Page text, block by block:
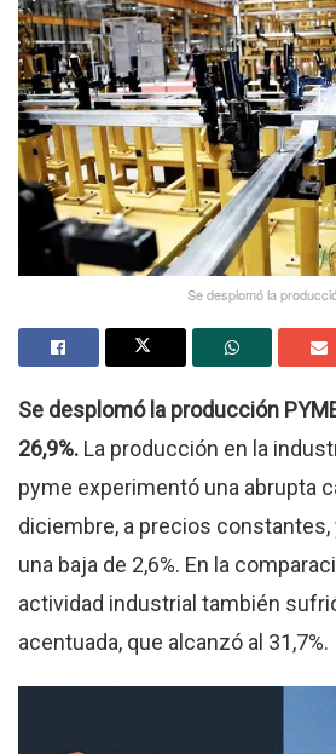
Se desplomó la
Se desplomó la producción
26,9%. La producción en la
pyme experimentó una abrupta
diciembre, a precios
una baja de 2,6%. En la
actividad industrial también
acentuada, que alcanzó al 31,7%.